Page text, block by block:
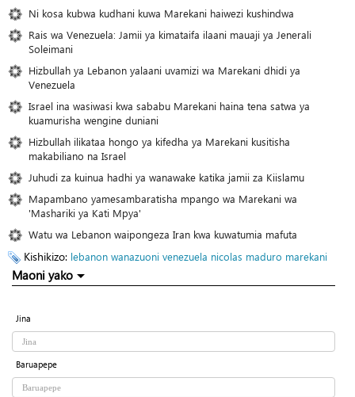
Ni kosa kubwa kudhani kuwa Marekani haiwezi kushindwa
Rais wa Venezuela: Jamii ya kimataifa ilaani mauaji ya Jenerali
Soleimani
Hizbullah ya Lebanon yalaani uvamizi wa Marekani dhidi ya
Venezuela
Israel ina wasiwasi kwa sababu Marekani haina tena satwa ya
kuamurisha wengine duniani
Hizbullah ilikataa hongo ya kifedha ya Marekani kusitisha
makabiliano na Israel
Juhudi za kuinua hadhi ya wanawake katika jamii za Kiislamu
Mapambano yamesambaratisha mpango wa Marekani wa
'Mashariki ya Kati Mpya'
Watu wa Lebanon waipongeza Iran kwa kuwatumia mafuta
Kishikizo: lebanon wanazuoni venezuela nicolas maduro marekani
Maoni yako
Jina
Baruapepe